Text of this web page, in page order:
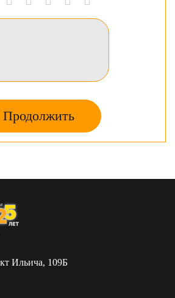
Продолжить
Ильича, 109Б